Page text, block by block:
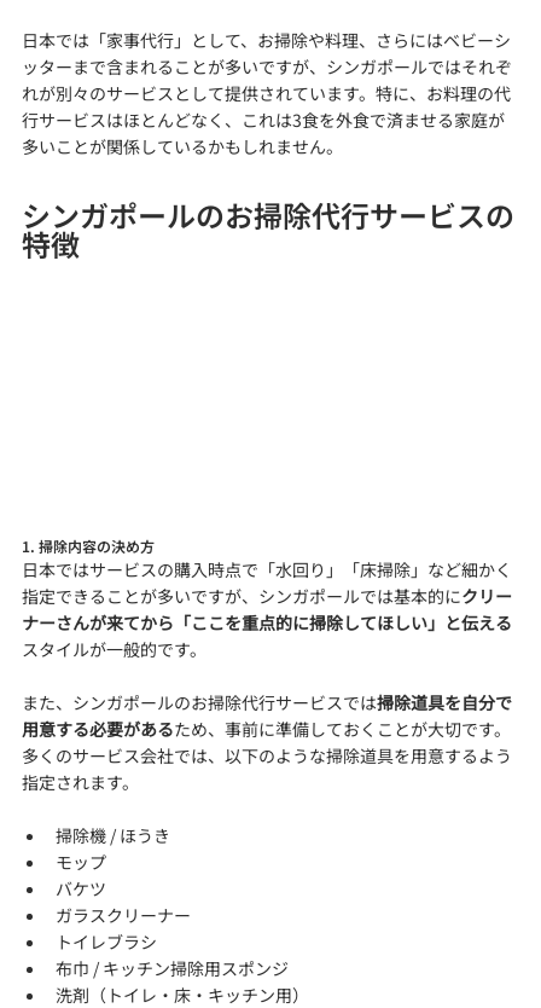
日本では「家事代行」として、お掃除や料理、さらにはベビーシ
ッターまで含まれることが多いですが、シンガポールではそれぞ
れが別々のサービスとして提供されています。特に、お料理の代
行サービスはほとんどなく、これは3食を外食で済ませる家庭が
多いことが関係しているかもしれません。
シンガポールのお掃除代行サービスの
特徴
1. 掃除内容の決め方
日本ではサービスの購入時点で「水回り」「床掃除」など細かく
指定できることが多いですが、シンガポールでは基本的にクリー
ナーさんが来てから「ここを重点的に掃除してほしい」と伝える
スタイルが一般的です。
また、シンガポールのお掃除代行サービスでは掃除道具を自分で
用意する必要があるため、事前に準備しておくことが大切です。
多くのサービス会社では、以下のような掃除道具を用意するよう
指定されます。
掃除機 / ほうき
モップ
バケツ
ガラスクリーナー
トイレブラシ
布巾 / キッチン掃除用スポンジ
洗剤（トイレ・床・キッチン用）